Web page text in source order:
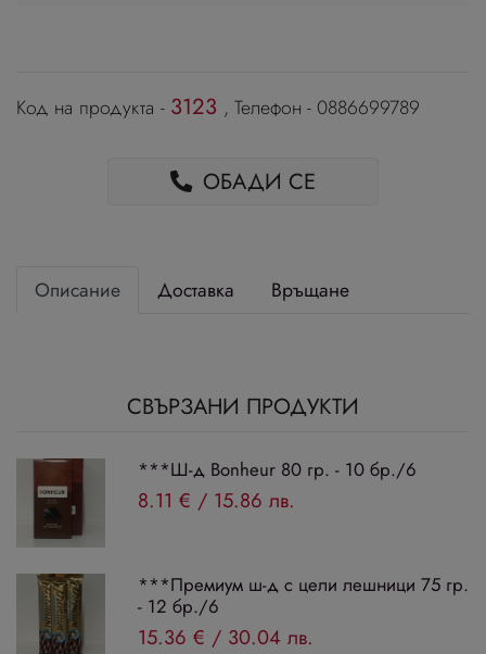
Код на продукта - 3123 , Телефон - 0886699789
ОБАДИ СЕ
Описание Доставка Връщане
СВЪРЗАНИ ПРОДУКТИ
***Ш-д Bonheur 80 гр. - 10 бр./6
8.11 € / 15.86 лв.
***Премиум ш-д с цели лешници 75 гр.
- 12 бр./6
15.36 € / 30.04 лв.